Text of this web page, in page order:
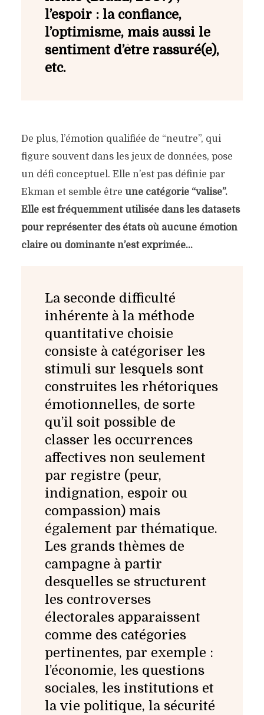
l’espoir : la confiance,
l’optimisme, mais aussi le
sentiment d’être rassuré(e),
etc.
De plus, l’émotion qualifiée de “neutre”, qui
figure souvent dans les jeux de données, pose
un défi conceptuel. Elle n’est pas définie par
Ekman et semble être une catégorie “valise”.
Elle est fréquemment utilisée dans les datasets
pour représenter des états où aucune émotion
claire ou dominante n’est exprimée…
La seconde difficulté
inhérente à la méthode
quantitative choisie
consiste à catégoriser les
stimuli sur lesquels sont
construites les rhétoriques
émotionnelles, de sorte
qu’il soit possible de
classer les occurrences
affectives non seulement
par registre (peur,
indignation, espoir ou
compassion) mais
également par thématique.
Les grands thèmes de
campagne à partir
desquelles se structurent
les controverses
électorales apparaissent
comme des catégories
pertinentes, par exemple :
l’économie, les questions
sociales, les institutions et
la vie politique, la sécurité